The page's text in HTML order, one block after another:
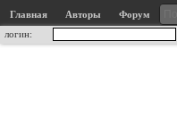
Главная Авторы
Форум
логин: